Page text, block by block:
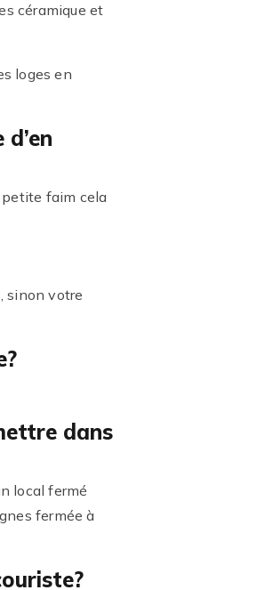
céramique et
loges en
petite faim cela
sinon votre
dans
local fermé
fermée à